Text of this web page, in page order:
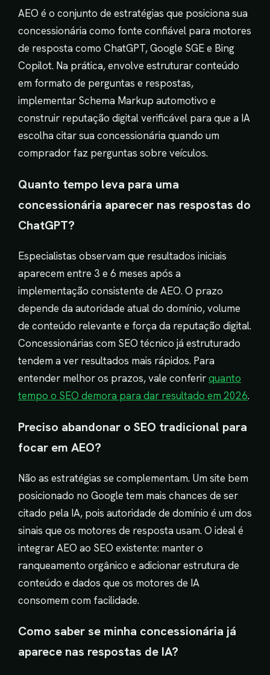
AEO é o conjunto de estratégias que posiciona sua
concessionária como fonte confiável para motores
de resposta como ChatGPT, Google SGE e Bing
Copilot. Na prática, envolve estruturar conteúdo
em formato de perguntas e respostas,
implementar Schema Markup automotivo e
construir reputação digital verificável para que a IA
escolha citar sua concessionária quando um
comprador faz perguntas sobre veículos.
Quanto tempo leva para uma
concessionária aparecer nas respostas do
ChatGPT?
Especialistas observam que resultados iniciais
aparecem entre 3 e 6 meses após a
implementação consistente de AEO. O prazo
depende da autoridade atual do domínio, volume
de conteúdo relevante e força da reputação digital.
Concessionárias com SEO técnico já estruturado
tendem a ver resultados mais rápidos. Para
entender melhor os prazos, vale conferirquanto
tempo o SEO demora para dar resultado em 2026.
Preciso abandonar o SEO tradicional para
focar em AEO?
Não as estratégias se complementam. Um site bem
posicionado no Google tem mais chances de ser
citado pela IA, pois autoridade de domínio é um dos
sinais que os motores de resposta usam. O ideal é
integrar AEO ao SEO existente: manter o
ranqueamento orgânico e adicionar estrutura de
conteúdo e dados que os motores de IA
consomem com facilidade.
Como saber se minha concessionária já
aparece nas respostas de IA?